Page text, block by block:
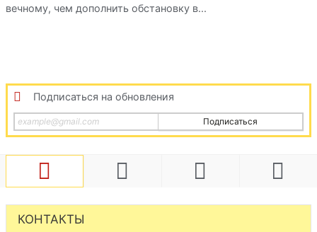
вечному, чем дополнить обстановку в...
Подписаться на обновления
Подписаться
КОНТАКТЫ